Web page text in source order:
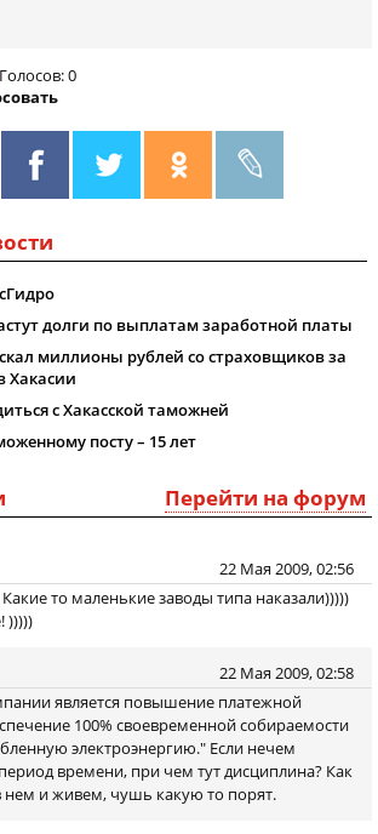
Голосов: 0
долги по выплатам заработной платы
миллионы рублей со страховщиков за
Хакасии
с Хакасской таможней
посту – 15 лет
Перейти на форум
22 Мая 2009, 02:56
то маленькие заводы типа наказали)))))
)))))
22 Мая 2009, 02:58
является повышение платежной
100% своевременной собираемости
электроэнергию." Если нечем
времени, при чем тут дисциплина? Как
нем и живем, чушь какую то порят.